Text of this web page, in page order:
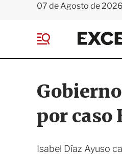
07 de Agosto de 2026
e
por caso
Isabel Díaz Ayuso